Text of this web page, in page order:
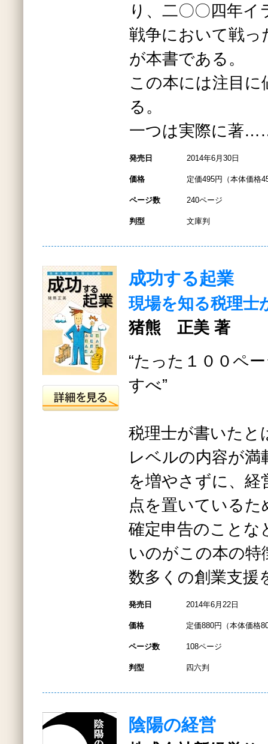
り、二〇〇四年
戦争において戦っ
が本書である。
この本には注目
る。
一つは実際に著
発売日 2014年6月30日
価格 定価495円（本体価格
ページ数 240ページ
判型 文庫判
成功する起業
現場を知る税理士
猪熊 正美 著
“たった１００ペ
すべ”
税理士が書いたと
レベルの内容が満
を増やさずに、経
点を置いているた
確定申告のことな
いのがこの本の特
数多くの創業支
発売日 2014年6月22日
価格 定価880円（本体価格
ページ数 108ページ
判型 四六判
陰陽の経営